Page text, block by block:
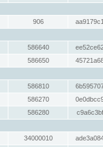
906
586640
586650
586810
586270
586280
34000010